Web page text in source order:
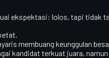
ekspektasi: lolos, tapi tidak
membuang keunggulan
kandidat terkuat juara,